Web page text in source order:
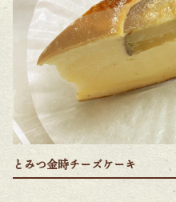
とみつ金時チーズケーキ